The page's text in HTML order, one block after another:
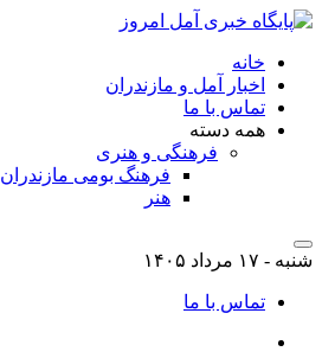
خانه
اخبار آمل و مازندران
تماس با ما
همه دسته
فرهنگی و هنری
فرهنگ بومی مازندران
هنر
شنبه - ۱۷ مرداد ۱۴۰۵
تماس با ما